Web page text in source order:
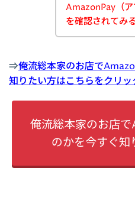
AmazonPay（
を確認されてみ
⇒俺流総本家のお店で
知りたい方はこちらをクリッ
俺流総本家のお店
のかを今すぐ知